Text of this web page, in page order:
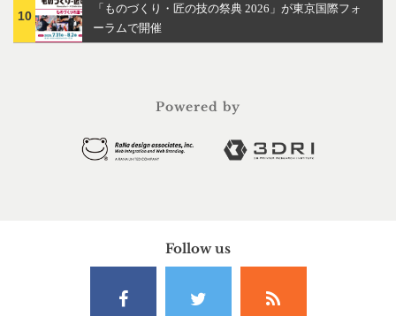
10
「ものづくり・匠の技の祭典 2026」が東京国際フォ
ーラムで開催
Powered by
Follow us